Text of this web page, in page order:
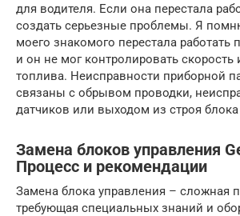
для водителя. Если она перестала
создать серьезные проблемы. Я
моего знакомого перестала работать
и он не мог контролировать скорость
топлива. Неисправности приборной
связаны с обрывом проводки,
датчиков или выходом из строя
Замена блоков управления
Процесс и рекомендации
Замена блока управления – сложная
требующая специальных знаний и